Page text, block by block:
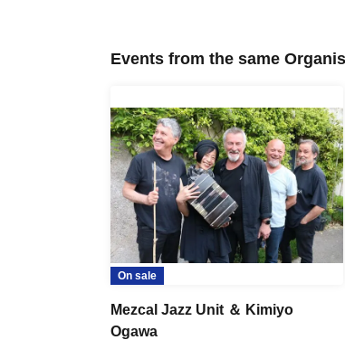
Events from the same
On sale
Mezcal Jazz Unit ＆ Kimiyo
Ogawa